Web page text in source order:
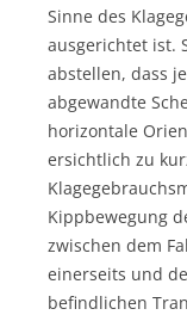
Sinne des
ausgerichtet ist.
abstellen, dass
abgewandte
horizontale
ersichtlich zu
Kippbewegung
zwischen dem
einerseits und
befindlichen